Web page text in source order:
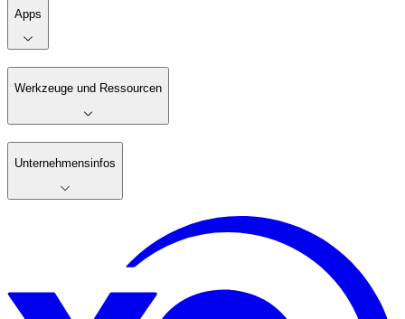
Apps
Werkzeuge und Ressourcen
Unternehmensinfos